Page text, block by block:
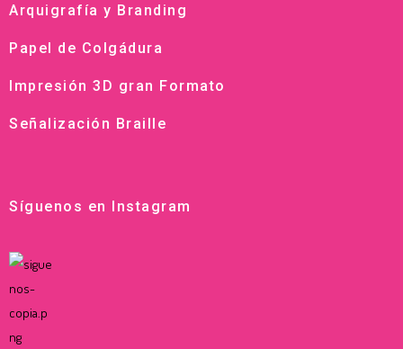
Arquigrafía y Branding
Papel de Colgádura
Impresión 3D gran Formato
Señalización Braille
Síguenos en Instagram